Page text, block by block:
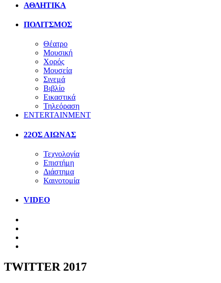
ΑΘΛΗΤΙΚΑ
ΠΟΛΙΤΣΜΟΣ
Θέατρο
Μουσική
Χορός
Μουσεία
Σινεμά
Βιβλίο
Εικαστικά
Τηλεόραση
ENTERTAINMENT
22ΟΣ ΑΙΩΝΑΣ
Τεχνολογία
Επιστήμη
Διάστημα
Καινοτομία
VIDEO
TWITTER 2017